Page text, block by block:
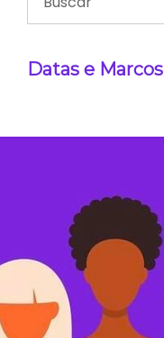
Datas e Marcos